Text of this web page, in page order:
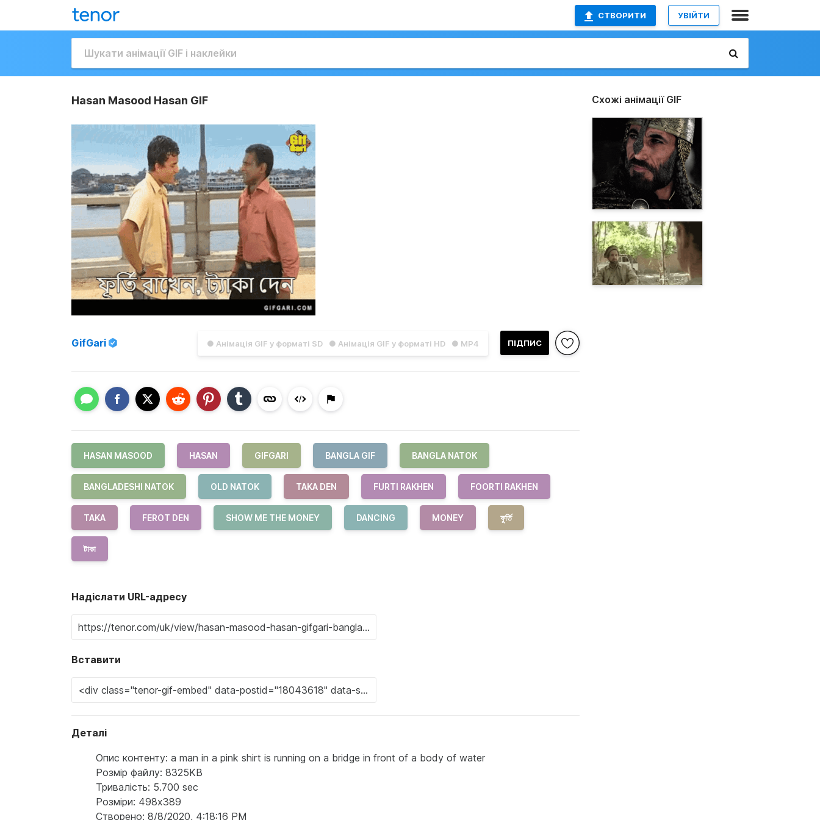
СТВОРИТИ УВІЙТИ
Hasan Masood Hasan GIF
● Анімація GIF у форматі SD ● Анімація GIF у форматі HD ● MP4 ПІДПИС
GifGari
HASAN MASOOD HASAN GIFGARI BANGLA GIF BANGLA NATOK
BANGLADESHI NATOK OLD NATOK TAKA DEN FURTI RAKHEN FOORTI RAKHEN
TAKA FEROT DEN SHOW ME THE MONEY DANCING MONEY ফুর্তি
টাকা
Надіслати URL-адресу
Вставити
Деталі
Опис контенту: a man in a pink shirt is running on a bridge in front of a body of water
Розмір файлу: 8325KB
Тривалість: 5.700 sec
Розміри: 498x389
Створено: 8/8/2020, 4:18:16 PM
Схожі анімації GIF